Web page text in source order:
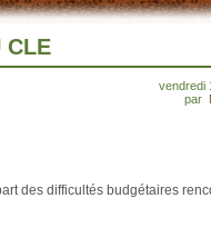
CLE
vendredi
par
des difficultés budgétaires